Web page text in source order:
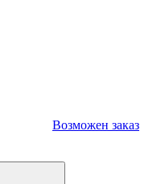
Возможен заказ